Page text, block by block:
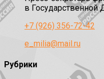
в
+7 (926) 356-72-42
e_milia@mail.ru
Рубрики